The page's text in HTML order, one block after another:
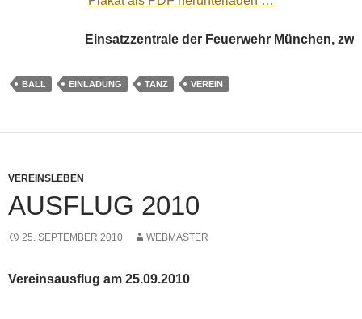
Einsatzzentrale der Feuerwehr München, zwei
BALL EINLADUNG TANZ VEREIN
VEREINSLEBEN
AUSFLUG 2010
25. SEPTEMBER 2010 WEBMASTER
Vereinsausflug am 25.09.2010